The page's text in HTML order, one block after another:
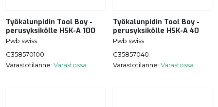
Työkalunpidin Tool Boy -
perusyksikölle HSK-A 100
Pwb swiss
G358570100
Varastotilanne: Varastossa
Työkalunpidin Tool Boy -
perusyksikölle HSK-A 40
Pwb swiss
G35857040
Varastotilanne: Varastossa